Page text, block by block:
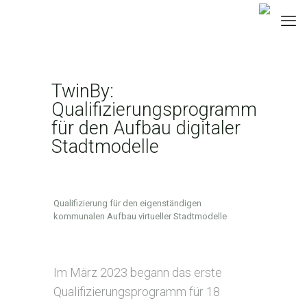
TwinBy:
Qualifizierungsprogramm
für den Aufbau digitaler
Stadtmodelle
Qualifizierung für den eigenständigen
kommunalen Aufbau virtueller Stadtmodelle
Creative
Climate
Cities,
Im März 2023 begann das erste
Qualifizierungsprogramm für 18